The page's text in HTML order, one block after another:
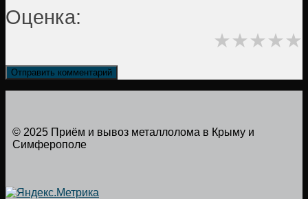
Оценка:
★
★
★
★
★
© 2025 Приём и вывоз металлолома в Крыму и
Симферополе